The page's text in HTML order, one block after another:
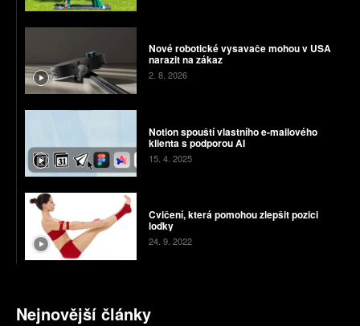
Nové robotické vysavače mohou v USA
narazit na zákaz
2. 8. 2026
Notion spouští vlastního e-mailového
klienta s podporou AI
15. 4. 2025
Cvičení, která pomohou zlepšit pozici
loďky
24. 9. 2022
Nejnovější články